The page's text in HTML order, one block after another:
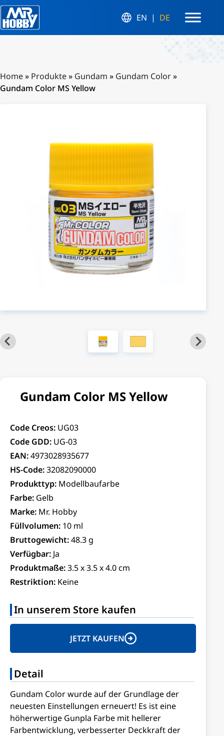
EN DE
Home» Produkte» Gundam » Gundam Color»
Gundam Color MS Yellow
Gundam Color MS Yellow
Code Creos: UG03
Code GDD: UG-03
EAN:4973028935677
HS-Code:32082090000
Produkttyp: Modellbaufarbe
Farbe: Gelb
Marke: Mr. Hobby
Füllvolumen: 10 ml
Bruttogewicht:48.3 g
Verfügbar: Ja
Produktmaße:3.5 x 3.5 x 4.0 cm
Restriktion: Keine
In unserem Store kaufen
JETZT KAUFEN
Detail
Gundam Color wurde auf der Grundlage der
neuesten Einstellungen erneuert! Es ist eine
höherwertige Gunpla Farbe mit hellerer
Farbentwicklung, verbesserter Deckkraft der